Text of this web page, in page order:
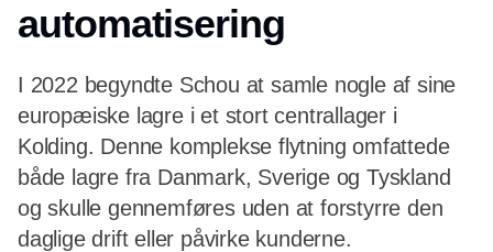
automatisering
I 2022 begyndte Schou at samle nogle af sine
europæiske lagre i et stort centrallager i
Kolding. Denne komplekse flytning omfattede
både lagre fra Danmark, Sverige og Tyskland
og skulle gennemføres uden at forstyrre den
daglige drift eller påvirke kunderne.